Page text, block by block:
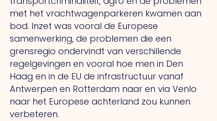
met het vrachtwagenparkeren kwamen aan
bod. Inzet was vooral de Europese
samenwerking, de problemen die een
grensregio ondervindt van verschillende
regelgevingen en vooral hoe men in Den
Haag en in de EU de infrastructuur vanaf
Antwerpen en Rotterdam naar en via Venlo
naar het Europese achterland zou kunnen
verbeteren.